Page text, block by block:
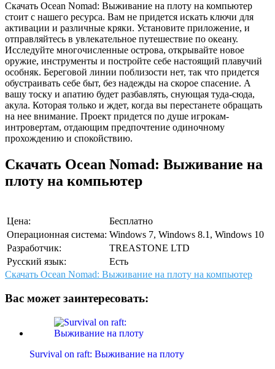
Скачать Ocean Nomad: Выживание на плоту на компьютер
стоит с нашего ресурса. Вам не придется искать ключи для
активации и различные кряки. Установите приложение, и
отправляйтесь в увлекательное путешествие по океану.
Исследуйте многочисленные острова, открывайте новое
оружие, инструменты и постройте себе настоящий плавучий
особняк. Береговой линии поблизости нет, так что придется
обустраивать себе быт, без надежды на скорое спасение. А
вашу тоску и апатию будет разбавлять, снующая туда-сюда,
акула. Которая только и ждет, когда вы перестанете обращать
на нее внимание. Проект придется по душе игрокам-
интровертам, отдающим предпочтение одиночному
прохождению и спокойствию.
Скачать Ocean Nomad: Выживание на
плоту на компьютер
Цена:
Бесплатно
Операционная система: Windows 7, Windows 8.1, Windows 10
Разработчик:
TREASTONE LTD
Русский язык:
Есть
Скачать Ocean Nomad: Выживание на плоту на компьютер
Вас может заинтересовать:
Survival on raft: Выживание на плоту